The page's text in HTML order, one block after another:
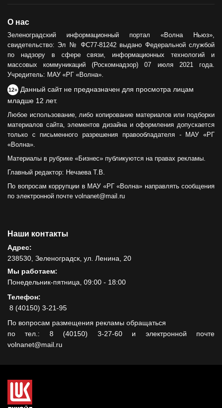
О нас
Зеленоградский информационный портал «Волна Ньюз»,
свидетельство: Эл № ФС77-81242 выдано Федеральной службой
по надзору в сфере связи, информационных технологий и
массовых коммуникаций (Роскомнадзор) 07 июля 2021 года.
Учредитель: МАУ «РГ «Волна».
12+ Данный сайт не предназначен для просмотра лицам
младше 12 лет.
Любое использование, либо копирование материалов или подборки
материалов сайта, элементов дизайна и оформления допускается
только с письменного разрешения правообладателя - МАУ «РГ
«Волна».
Материалы в рубрике «Бизнес» публикуются на правах рекламы.
Главный редактор: Нечаева Т.В.
По вопросам коррупции в МАУ «РГ «Волна» направлять сообщения
по электронной почте volnanet@mail.ru
Наши контакты
Адрес:
238530, Зеленоградск, ул. Ленина, 20
Мы работаем:
Понедельник-пятница, 09:00 - 18:00
Телефон:
8 (40150) 3-21-95
По вопросам размещения рекламы обращаться
по тел.: 8 (40150) 3-27-60 и электронной почте
volnanet@mail.ru